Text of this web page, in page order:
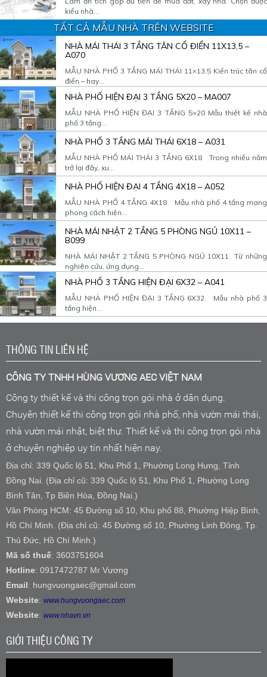
kiểu nhà...
TẤT CẢ MẪU NHÀ TRÊN WEBSITE
NHÀ MÁI THÁI 3 TẦNG TÂN CỔ ĐIỂN 11X13,5 –
A070
MẪU NHÀ PHỐ 3 TẦNG MÁI THÁI 11×13,5 Kiến trúc tân cổ
điển – hay...
NHÀ PHỐ HIỆN ĐẠI 3 TẦNG 5X20 – MA007
MẪU NHÀ PHỐ HIỆN ĐẠI 3 TẦNG 5×20 Mẫu thiết kế nhà
phố 3 tầng...
NHÀ PHỐ 3 TẦNG MÁI THÁI 6X18 – A031
MẪU NHÀ PHỐ MÁI THÁI 3 TẦNG 6X18 Trong nhiều năm
trở lại đây, xu...
NHÀ PHỐ HIỆN ĐẠI 4 TẦNG 4X18 – A052
MẪU NHÀ PHỐ 4 TẦNG 4X18 Mẫu nhà phố 4 tầng mang
phong cách hiện...
NHÀ MÁI NHẬT 2 TẦNG 5 PHÒNG NGỦ 10X11 –
B099
NHÀ MÁI NHẬT 2 TẦNG 5 PHÒNG NGỦ 10X11 Từ những
nghiên cứu, ứng dụng...
NHÀ PHỐ 3 TẦNG HIỆN ĐẠI 6X32 – A041
MẪU NHÀ PHỐ HIỆN ĐẠI 3 TẦNG 6X32 Mẫu nhà phố 3
tầng hiện...
THÔNG TIN LIÊN HỆ
CÔNG TY TNHH HÙNG VƯƠNG AEC VIỆT NAM
Công ty thiết kế và thi công trọn gói nhà ở dân dụng.
Chuyên thiết kế thi công trọn gói nhà phố, nhà vườn mái thái,
nhà vườn mái nhật, biệt thự. Thiết kế và thi công trọn gói nhà
ở chuyên nghiệp uy tín nhất hiện nay.
Địa chỉ: 339 Quốc lộ 51, Khu Phố 1, Phường Long Hưng, Tỉnh
Đồng Nai. (Địa chỉ cũ: 339 Quốc lộ 51, Khu Phố 1, Phường Long
Bình Tân, Tp Biên Hòa, Đồng Nai.)
Văn Phòng HCM: 45 Đường số 10, Khu phố 88, Phường Hiệp Bình,
Hồ Chí Minh. (Địa chỉ cũ: 45 Đường số 10, Phường Linh Đông, Tp.
Thủ Đức, Hồ Chí Minh.)
Mã số thuế: 3603751604
Hotline: 0917472787 Mr Vương
Email: hungvuongaec@gmail.com
Website: www.hungvuongaec.com
Website: www.nhavn.vn
GIỚI THIỆU CÔNG TY